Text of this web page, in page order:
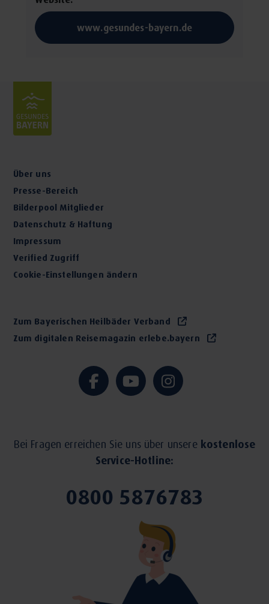
www.gesundes-bayern.de
Über uns
Presse-Bereich
Bilderpool Mitglieder
Datenschutz & Haftung
Impressum
Verified Zugriff
Cookie-Einstellungen ändern
Zum Bayerischen Heilbäder Verband
Zum digitalen Reisemagazin erlebe.bayern
Bei Fragen erreichen Sie uns über unsere kostenlose
Service-Hotline:
0800 5876783